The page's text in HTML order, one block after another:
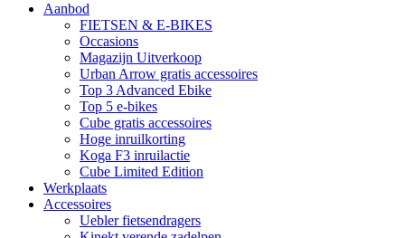
Aanbod
FIETSEN & E-BIKES
Occasions
Magazijn Uitverkoop
Urban Arrow gratis accessoires
Top 3 Advanced Ebike
Top 5 e-bikes
Cube gratis accessoires
Hoge inruilkorting
Koga F3 inruilactie
Cube Limited Edition
Werkplaats
Accessoires
Uebler fietsendragers